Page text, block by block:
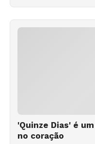
'Quinze Dias' é
no coração